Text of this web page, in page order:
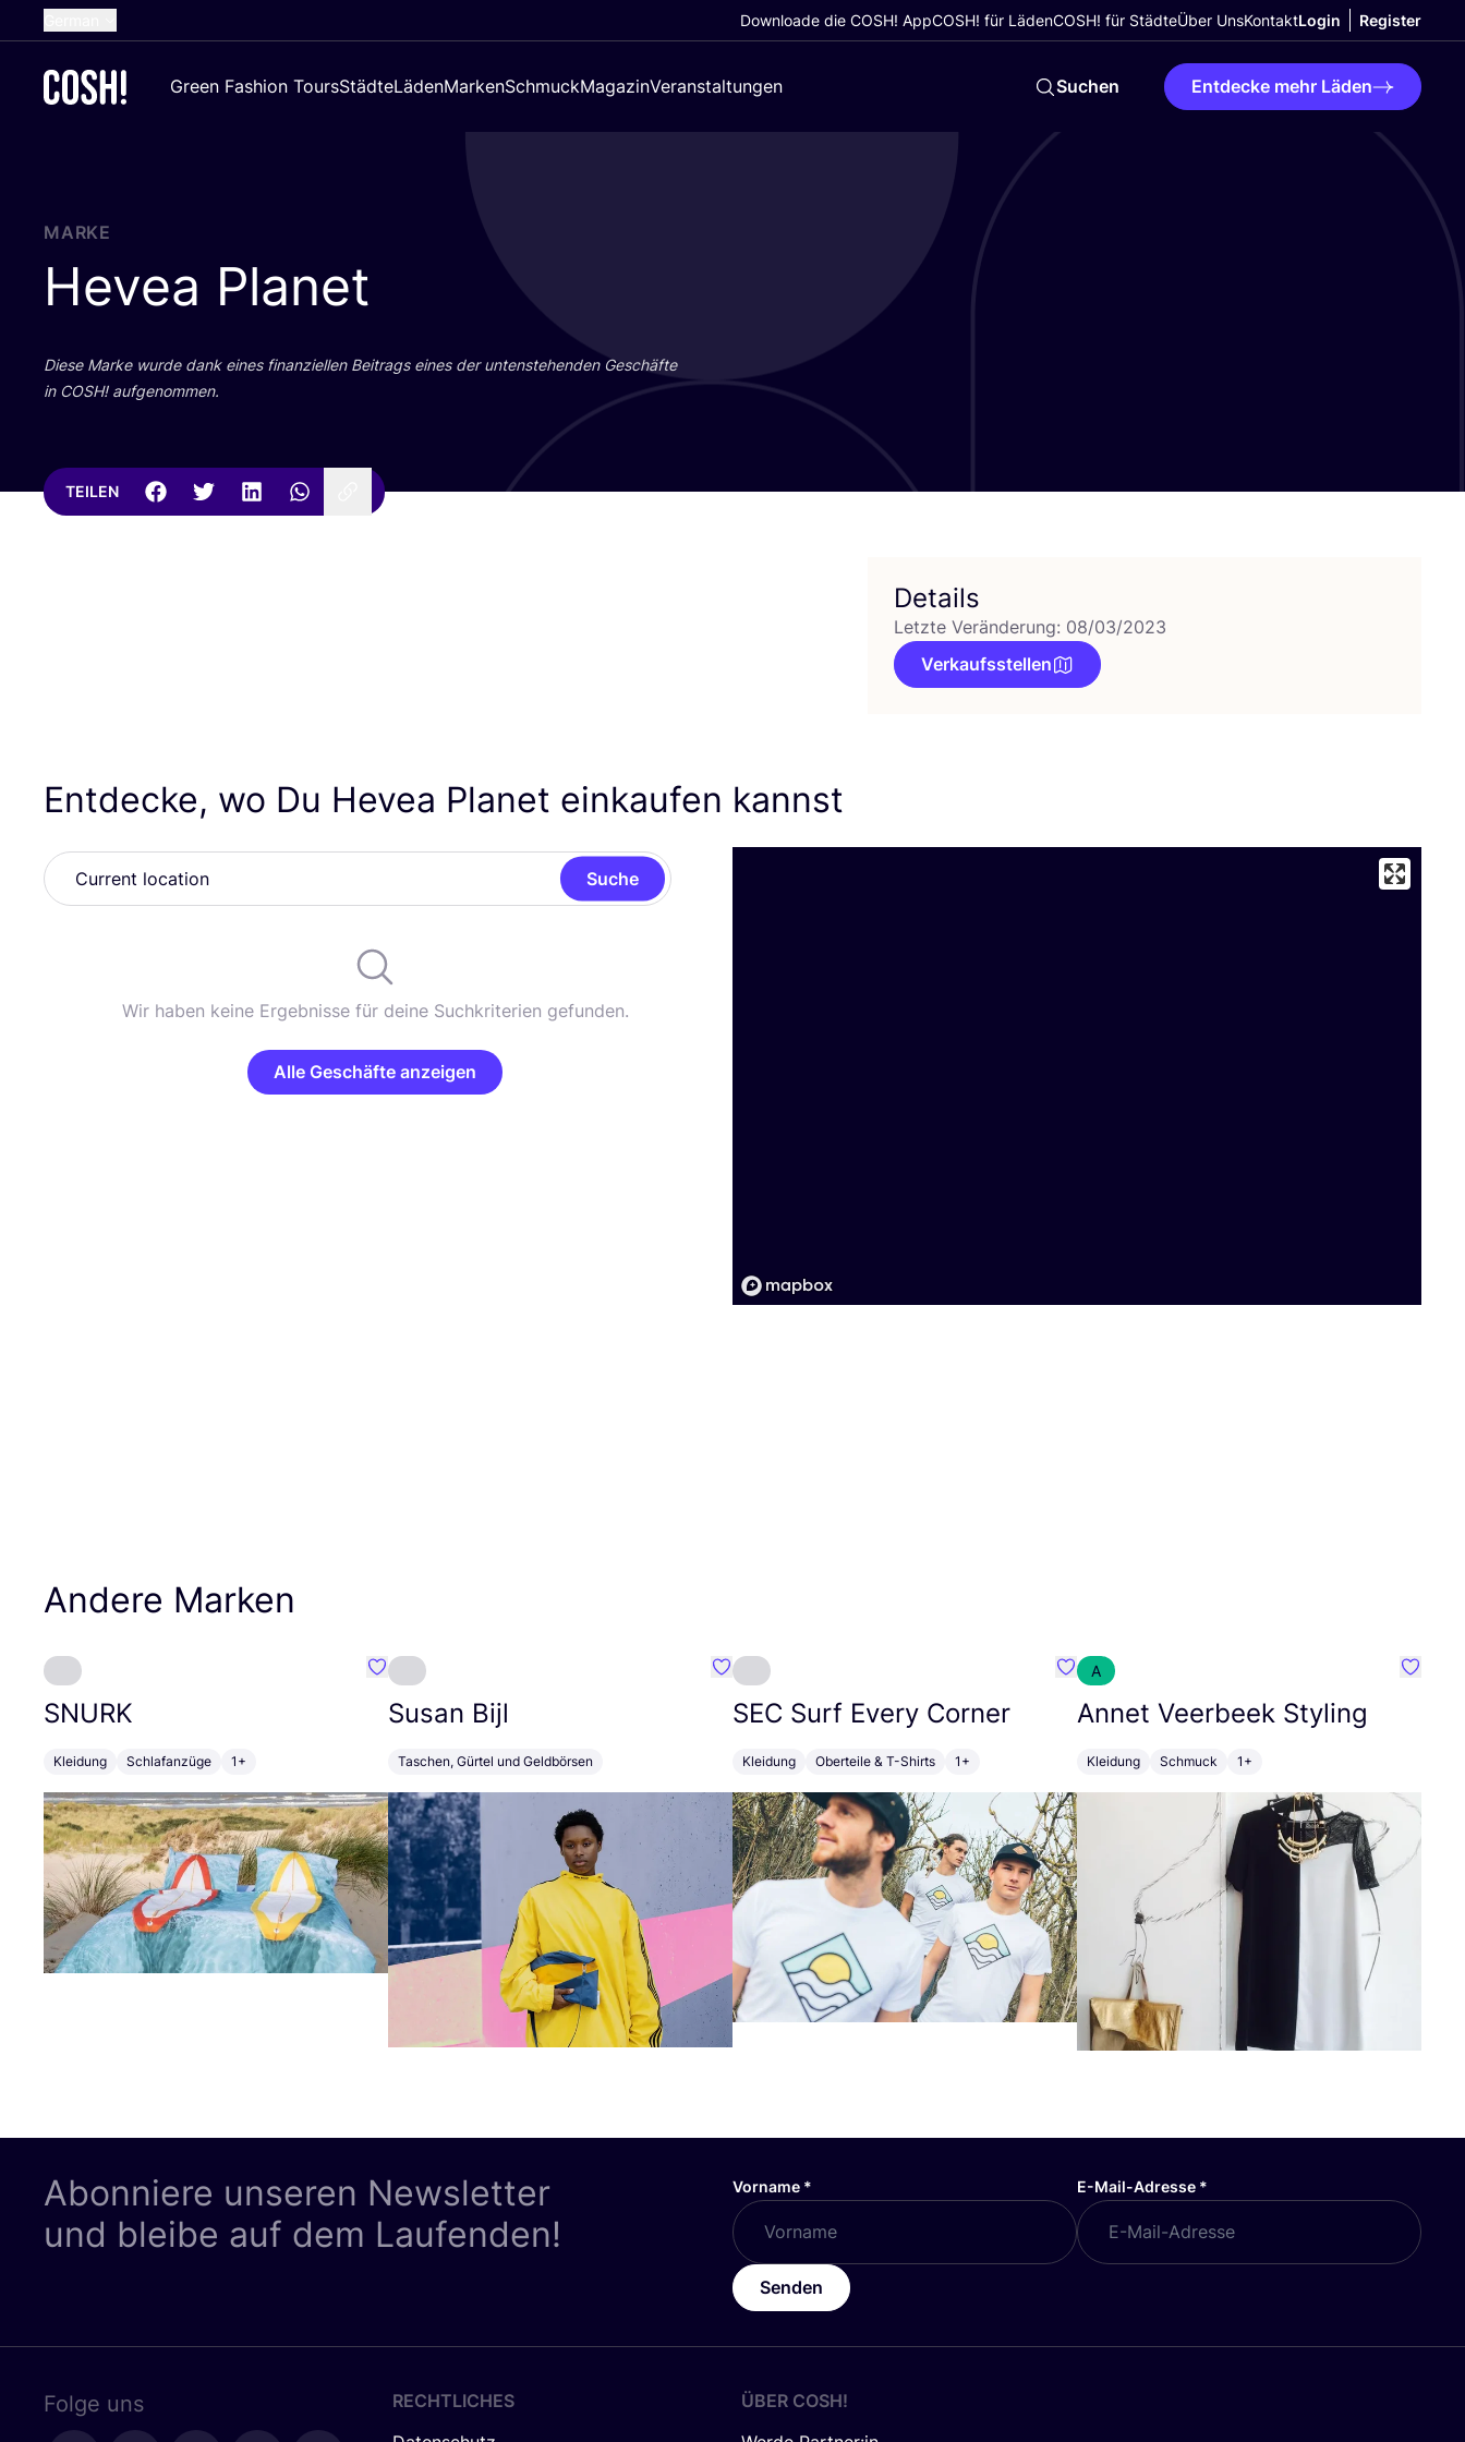
Dutch
Croatian
Downloade die COSH! AppCOSH! für LädenCOSH! für StädteÜber UnsKontaktLogin Register
Green Fashion ToursStädteLädenMarkenSchmuckMagazinVeranstaltungen Suchen Entdecke mehr Läden
MARKE
Hevea Planet
Die­se Mar­ke wur­de dank eines finan­zi­el­len Bei­trags eines der unten­ste­hen­den Geschäf­te
in COSH! aufgenommen.
TEILEN
Details
Letzte Veränderung: 08/03/2023
Verkaufsstellen
Entdecke, wo Du Hevea Planet einkaufen kannst
Suche
Wir haben keine Ergebnisse für deine Suchkriterien gefunden.
Alle Geschäfte anzeigen
Andere Marken
SNURK
Kleidung Schlafanzüge 1+
Favorit SNURK
Susan Bijl
Taschen, Gürtel und Geldbörsen
Favorit Susan Bijl
SEC Surf Every Corner
Kleidung Oberteile & T-Shirts 1+
Favorit SEC Surf Every Corner
A
Annet Veerbeek Styling
Kleidung Schmuck 1+
Favorit
Abonniere unseren Newsletter
und bleibe auf dem Laufenden!
Vorname * E-Mail-Adresse *
Senden
Folge uns
RECHTLICHES
ÜBER COSH!